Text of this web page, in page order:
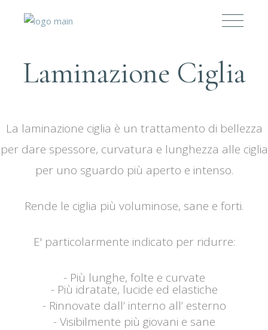
Laminazione Ciglia
La laminazione ciglia è un trattamento di bellezza
per dare spessore, curvatura e lunghezza alle ciglia
per uno sguardo più aperto e intenso.
Rende le ciglia più voluminose, sane e forti.
E' particolarmente indicato per ridurre:
- Più lunghe, folte e curvate
- Più idratate, lucide ed elastiche
- Rinnovate dall’ interno all’ esterno
- Visibilmente più giovani e sane